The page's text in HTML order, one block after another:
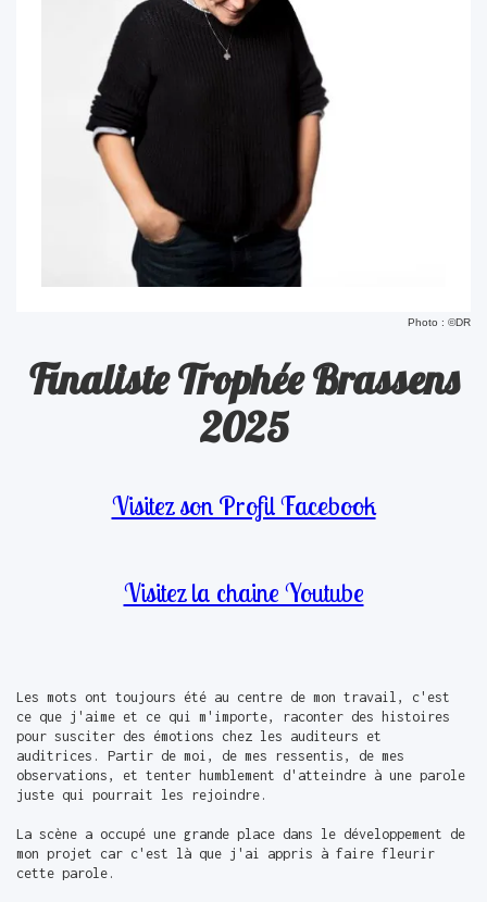
Photo : ©DR
Finaliste Trophée Brassens
2025
Visitez son Profil Facebook
Visitez la chaine Youtube
Les mots ont toujours été au centre de mon travail, c'est
ce que j'aime et ce qui m'importe, raconter des histoires
pour susciter des émotions chez les auditeurs et
auditrices. Partir de moi, de mes ressentis, de mes
observations, et tenter humblement d'atteindre à une parole
juste qui pourrait les rejoindre.
La scène a occupé une grande place dans le développement de
mon projet car c'est là que j'ai appris à faire fleurir
cette parole.